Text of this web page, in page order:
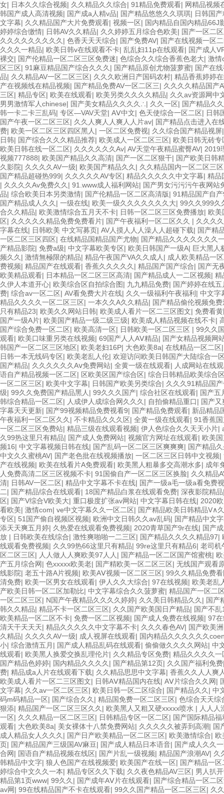
女| 日本久久综合视频| 久久精品久久综合| 91精品免费观看| 网精品视频
韩国产成人高清视频| 国产成a人精v品| 国产精品悠悠久久琪琪| 日韩国
文字幕| 久久精品国产大片免费观看| 视频一区| 国内精品自国内精品66J
婷婷综合缴情| 日韩AV久久精品| 久久婷婷五月综合色欧美| 国产一区二
久久久久久久久久久 | 色香天天天综合| 国产免费AV| 国产在线视频一区
久久久一精品| 欧美日韩v在线观看不卡| 乱乱妇11p在线观看| 国产成人
裸交| 国产伦精品一区二区三区免费迷| 色综合久久综合香蕉色老大| 激情
区三区| 91麻豆精品国产综合久久久 | 国产精品原创尤物菠萝蜜| 国产在
品| 久久精品AV一区二区三区| 久久久欧洲日产国码农村| 精品香蕉婷婷
产在视频线在精品视频| 国产精品免费AV一区二区三| 久久久久精品国产
三区| 精品专区| 欧美在线观看| 欧美另类久久久久精品| 久久av资源网中
男男激情军人chinese| 国产美女精品久久久久∴| 久久一区| 国产精品久
韩一卡二卡三乱码| 专区—VAV天堂| AⅤ中文| 色天使综合一区二区| 日韩
国产午夜一区二区三区| 久久人爽人人爽人人片av| 国产精品点击进入在
费| 欧美一区二区三区四区黑人 | 一区二区免费视| 久久综合国产精品视屏
日韩| 国产综合久久久精品推荐| 欧美成人一区二区三区| 欧美日韩无砖
欧美日韩在线一区二区| 久久久久久久Av| AV天堂午夜精品蜜臀AV| 2019
视频777888| 欧美国产精品久久高清| 国产一区二区狠干| 国产欧美日韩
久影院| 久久久久AV一级| 欧美国产精品久久 | 久久精品国内一区二区三区
国产精品超碰热999| 久久久久久AV专区| 精品久久久久久中文字幕| 精品
| 久久久久Av免费久久 | 91.www成人福利网站| 国产男女污污污午夜网站
品| 综合欧美日本另类激情| 国产伦精品一区二区高清版| 91精品国产自
国产精品成人久久 | 一级在线| 欧美一级久久久久久久久大| 99久久999久
合久久精品| 欧美激情综合五月天不卡| 日韩一区二区三区免费播放| 欧美
区| 久久久久久精品免费免费看片| 国产午夜福利一区二区久久 | 久久久
字幕在线| 日韩欧美 中文写募页| AV人摸人人人澡人人超碰下载| 国产精
一区二区三区四区| 在线精品国精品国产尤物| 国产精品久久久久久久久
产精品影院| 免费a级| 中文字幕欧美专区| 欧美日韩国产一级A| 巨大黑人
频久久 | 激情無極限的精品| 精品午夜国产VA久久成人 | 成人欧美精品一
费视频| 精品国产在线观看| 香蕉久久久久久 | 精品国产国产综合| 国产无
欧美精品观看| 日本精品一区二区三区高清| 国产精品成人一二区视频| 精
久伊人本道开心| 欧美综合区自拍综合图| 九九精品免费| 国产婷婷在线五
费| 综合av一区二区| AV看免费大片在线| 久久一级福利午夜福利 | 中文字
精品久久久久一区二区三区| 一本久久A久久精品| 国产精品偷伦视频免
只有精品23| 欧美久久网站日韩| 欧美成人看片一区二三区图文| 免费看
国产一级A片| 欧美国产精品一级二级三级| 欧美成人精品视频在线不卡|
国产综合免费一区二区| 欧美高清一区| 日韩欧美一区二区三区 | 99久久
观看| 欧美口味重另类在线视频| 69国产人人AⅤ精品| 国产女精品视频网
韩国产一区二区三区地区| 欧美老妇16P| 大色欧美8a| 在线精品一区二区
日韩一本无线码专区| 欧美老乱人伦| 欢迎访问欧美日韩国产大陆综合一
国产精品| 久久久久久久Aⅴ免费网站| 全黄一级在线观看| 人成网站在线
语自产精品视频一区二区| 区欧美区国产综合区| 综合日韩精品欧美综合
一区二区三区| 欧美中文字幕| 日韩国产欧美另类综合| 久久久91精品国
级| 99久久免费国产精品黑人 | 99久久久国产| 综合社区在线观看| 国产五
韩综合精品一区二区| 人成伊人成综合网久久久 | 自拍偷精品重口| 国产
字幕天天更新| 国产99视频精品免费视看9| 国产精品免费观看| 新品精品
午夜福利一区二区久久 | 不卡精品久久久区| 全黄一级在线观看| 91香蕉
一区二区三区免费站| 精品三级在线观看视频| 伊人色综合久久天天小片|
久99热这里只有精品| 国产成人免费网站| 视频官方网址在线观看| 欧美
频16| 中文字幕视频日韩在线| 国产乱码一区二区三区爽爽爽| 国产精品
中文久久蜜桃AV| 国产老色批在线视频播放| 一区二区三区日韩中文视频|
产在线视频| 欧美在线看片A免费观看| 欧美黑人粗暴多交高潮水多| 成年
人免费高清二区三区视频不卡| 91国偷自产一区二区三区换脸| 久久精品
清| 日韩AV一区二区| 精品中文字幕不卡在线| 国产一级a毛一级a看免费
二| 国产精品综合在线观看| 18国产精品白浆在线观看免费| 深夜影院精品
区| 国产V综合V欧美大| 重口极度扩张av网站| 中文字幕日韩在线| 2020
看欧美| 激情com| ve中文字幕久久一区二区| 国产精品欧美日韩精品V∧
专区| 51国产偷自视频区视频| 欧洲中文日韩久久av乱码| 国产精品中文
添天天爽五月婷| 久热爱在线观看免费视频| 2020青草国产9r在线| 国产
放 | 日韩欧美在线综合| 激性爽啪啪一二三区| 国产精品久久久久精品97|
线观看免费视频| 久久99热66这里只有精品| 99re这里只有精品6| 老司机
区二区三区| 人人做人人爽欧美97人人 | 国产精品一区二区国产馆蜜桃|
产五月综合网| 色xxxxx欧美老| 国产精欧美一区二区三区| 无线国产观看
线影院| 老五十路A片视频| 欧美AⅤ视频一区二区三区| 99久久精品免费
清免费| 欧美一区男女在线观看| 伊人久久大综合| 97在线视频| 欧美老乱
产欧美日韩一区二区加勒比| 中文字幕综合久久菠萝蜜| 精品国产一区二
一区二区三区| N国产午夜精品久久久久婷婷| 久久美日韩精品久久 | 国产
韩久久精品| 精品不卡一区二区三区| 久久国产欧美国日产精品| 国产不乱
欧美精品一区二区不卡| 免费一区二区视频| 国产成人免费在线视频| 97
清天干天天天| 精品久久久久久中文字幕不卡| 久久久春色AV| 国产欧美
久精品| 久久久久AV一级| 成人视屏在线观看| 国内精品久久久久久久
小| 综合激情五月 | 国产成人精品乱码在线观看| 偷偷做久久久久网站| 中
线观看| 欧美黑人换爱交换乱理伦片| 久久精品专区免费| 精品久久久久一
国产精品色婷婷| 国内精品久久久久 | 国产精品第12页| 久久国产福利免费
费| 精品成a人片在线观看下载| 久久精品思思中文字幕| 香蕉久久人人爽
欧美成人看片一区二三区图文| 日韩AⅤ精品国内在线| AⅤ片综合久久网|
文字幕| 久久av一区二区三区| 欧美日韩一区二区综合| 国产精品久久 | 中
码m码精品一区| 国产综合久久 | 精品国免费一区二区三区| 色综合天天综
狠添| 精品国产一区二区三区久久 | 欧美黑人又粗又硬xxxxx喷水 | 人人人
一区| 久久久精品一区二区三区| 日韩精品专区一区二区| 国产国际精品福
观看| 大色欧美8a| 美女裸体十八禁免费网站| 久久久久久被弄到高潮| 国
成人精品女人久久久 | 国产日产欧美精品一区二区三区| 欧美激情综合| 欧
页| 国产精品国产三级国AV麻豆| 国产成人精品日本语音| 国产成人久久
合网| 国语自产精品视频在线区| 国产片乱一级视频| 精品国产浪潮AV| 久
韩精品中文字| 狼人色国产在线视频爱| 欧美国产在线一区| 国产精品一
婷综合中文久久一本| 精品专区久久下载| 久久夜色精品AV三区| 男人扒
精品第1页www| 99久久 | 国产成年AⅤ片在线观看| 国产综合精品一区二
av网| 99在线精品国产不卡在线观看| 99久久国产精品一区二区三区| 久